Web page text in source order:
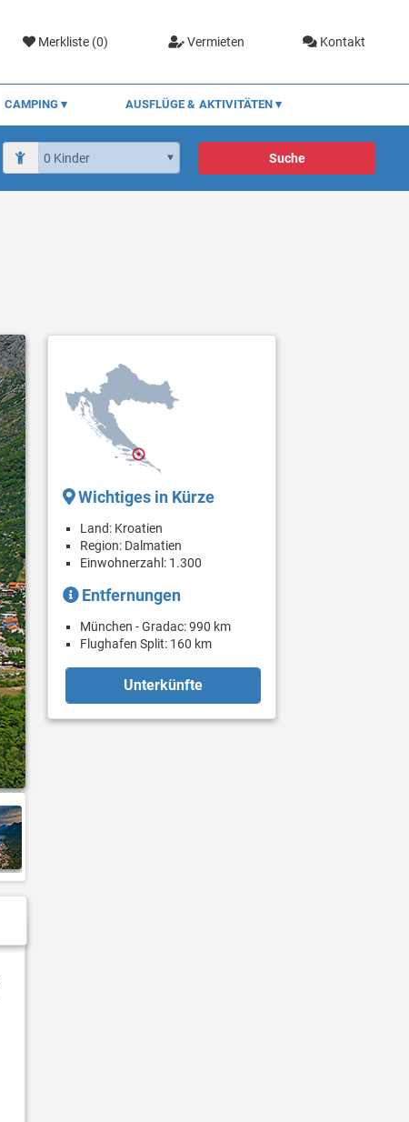
Merkliste (0) Vermieten Kontakt
CAMPING AUSFLÜGE & AKTIVITÄTEN
Suche
Wichtiges in Kürze
Land: Kroatien
Region: Dalmatien
Einwohnerzahl: 1.300
Entfernungen
München - Gradac: 990 km
Flughafen Split: 160 km
Unterkünfte